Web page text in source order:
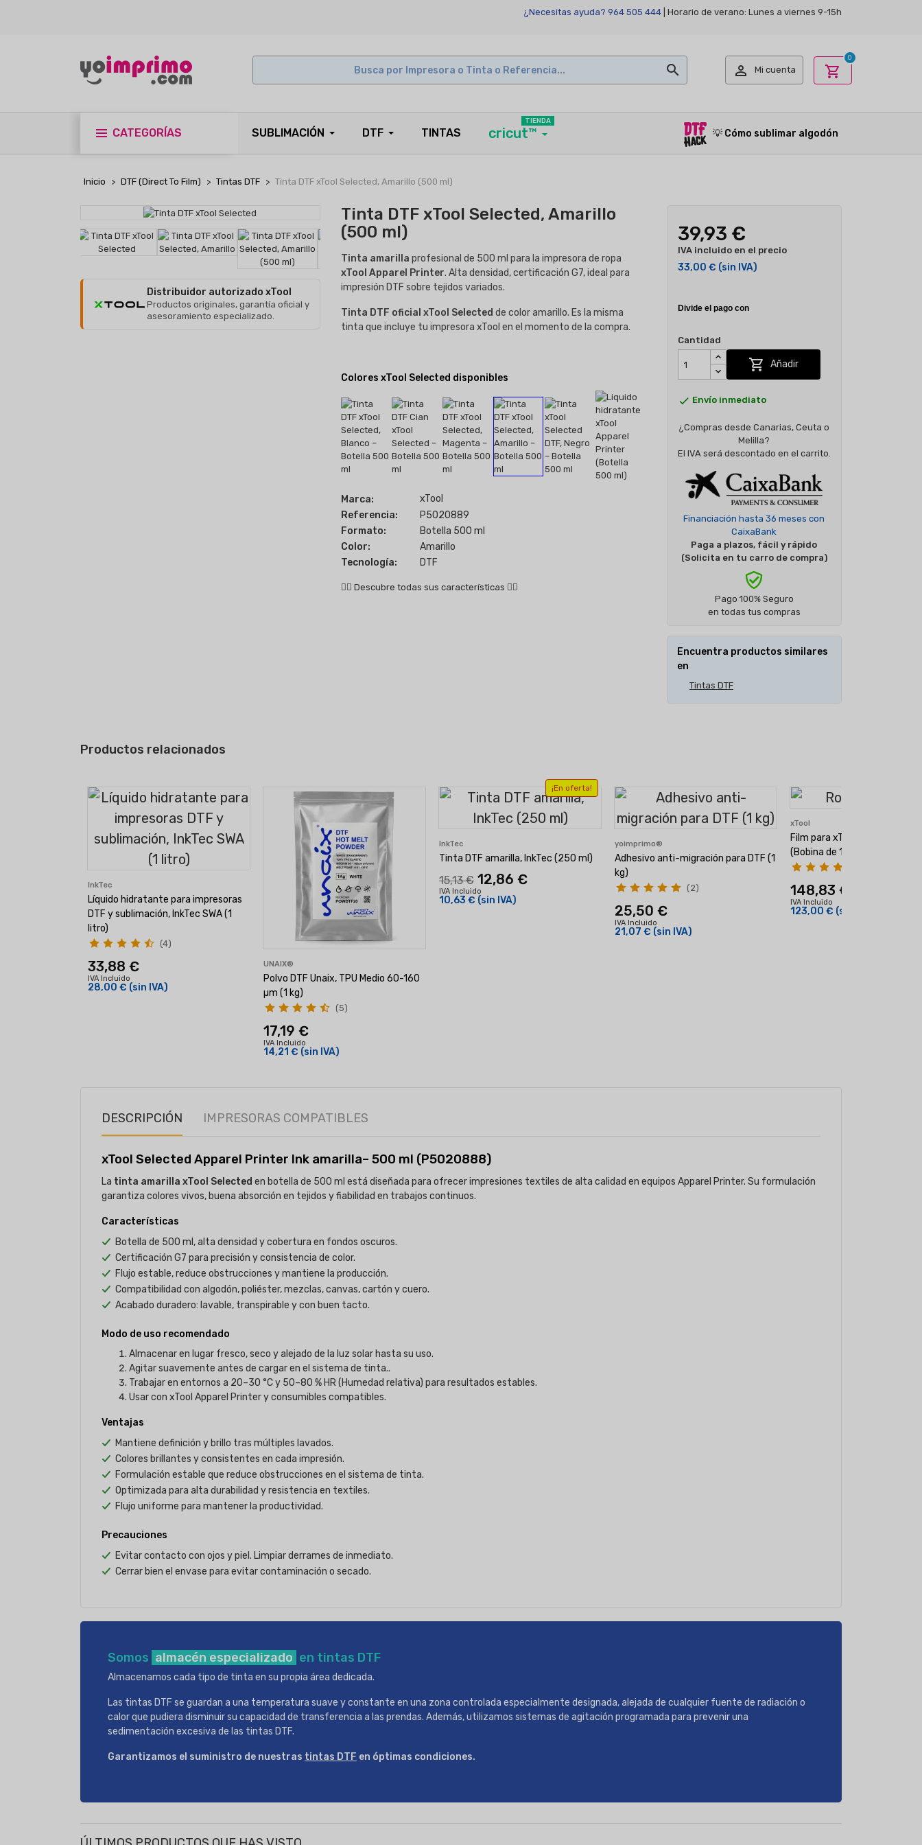
¿Necesitas ayuda? 964 505 444 | Horario de verano: Lunes a viernes 9-15h
  Mi cuenta shopping_cart
0
CATEGORÍAS SUBLIMACIÓN DTF TINTAS cricut™
TIENDA
💡 Cómo sublimar algodón
Inicio DTF (Direct To Film) Tintas DTF Tinta DTF xTool Selected, Amarillo (500 ml)
Distribuidor autorizado xTool
Productos originales, garantía oficial y
asesoramiento especializado.
Tinta DTF xTool Selected, Amarillo
(500 ml)
Tinta amarilla profesional de 500 ml para la impresora de ropa
xTool Apparel Printer. Alta densidad, certificación G7, ideal para
impresión DTF sobre tejidos variados.
Tinta DTF oficial xTool Selected de color amarillo. Es la misma
tinta que incluye tu impresora xTool en el momento de la compra.
Colores xTool Selected disponibles
Marca:
xTool
Referencia:
P5020889
Formato:
Botella 500 ml
Color:
Amarillo
Tecnología:
DTF
👇🏻 Descubre todas sus características 👇🏻
39,93 €
IVA incluido en el precio
33,00 € (sin IVA)
Cantidad
 Añadir
 Envío inmediato
¿Compras desde Canarias, Ceuta o
Melilla?
El IVA será descontado en el carrito.
Financiación hasta 36 meses con
CaixaBank
Paga a plazos, fácil y rápido
(Solicita en tu carro de compra)
Pago 100% Seguro
en todas tus compras
Encuentra productos similares
en
Tintas DTF
Productos relacionados
InkTec
Líquido hidratante para impresoras
DTF y sublimación, InkTec SWA (1
litro)
33,88 €
IVA Incluido
28,00 € (sin IVA)
(4)
UNAIX®
Polvo DTF Unaix, TPU Medio 60-160
µm (1 kg)
17,19 €
IVA Incluido
14,21 € (sin IVA)
(5)
¡En oferta!
InkTec
Tinta DTF amarilla, InkTec (250 ml)
15,13 € 12,86 €
IVA Incluido
10,63 € (sin IVA)
yoimprimo®
Adhesivo anti-migración para DTF (1
kg)
25,50 €
IVA Incluido
21,07 € (sin IVA)
(2)
xTool
Film para xTool Apparel
(Bobina de 100m)
148,83 €
IVA Incluido
123,00 € (sin IVA)
DESCRIPCIÓN IMPRESORAS COMPATIBLES
xTool Selected Apparel Printer Ink amarilla– 500 ml (P5020888)
La tinta amarilla xTool Selected en botella de 500 ml está diseñada para ofrecer impresiones textiles de alta calidad en equipos Apparel Printer. Su formulación
garantiza colores vivos, buena absorción en tejidos y fiabilidad en trabajos continuos.
Características
Botella de 500 ml, alta densidad y cobertura en fondos oscuros.
Certificación G7 para precisión y consistencia de color.
Flujo estable, reduce obstrucciones y mantiene la producción.
Compatibilidad con algodón, poliéster, mezclas, canvas, cartón y cuero.
Acabado duradero: lavable, transpirable y con buen tacto.
Modo de uso recomendado
Almacenar en lugar fresco, seco y alejado de la luz solar hasta su uso.
Agitar suavemente antes de cargar en el sistema de tinta..
Trabajar en entornos a 20–30 °C y 50–80 % HR (Humedad relativa) para resultados estables.
Usar con xTool Apparel Printer y consumibles compatibles.
Ventajas
Mantiene definición y brillo tras múltiples lavados.
Colores brillantes y consistentes en cada impresión.
Formulación estable que reduce obstrucciones en el sistema de tinta.
Optimizada para alta durabilidad y resistencia en textiles.
Flujo uniforme para mantener la productividad.
Precauciones
Evitar contacto con ojos y piel. Limpiar derrames de inmediato.
Cerrar bien el envase para evitar contaminación o secado.
Somos almacén especializado en tintas DTF
Almacenamos cada tipo de tinta en su propia área dedicada.
Las tintas DTF se guardan a una temperatura suave y constante en una zona controlada especialmente designada, alejada de cualquier fuente de radiación o
calor que pudiera disminuir su capacidad de transferencia a las prendas. Además, utilizamos sistemas de agitación programada para prevenir una
sedimentación excesiva de las tintas DTF.
Garantizamos el suministro de nuestras tintas DTF en óptimas condiciones.